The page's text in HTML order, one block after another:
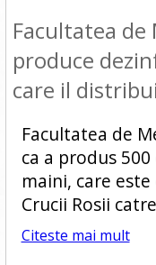
Facultatea de
produce
care il
Facultatea de
ca a produs
maini, care
Crucii Rosii
Citeste mai mult